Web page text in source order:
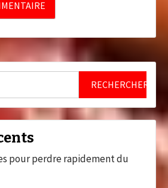
pour perdre rapidement du